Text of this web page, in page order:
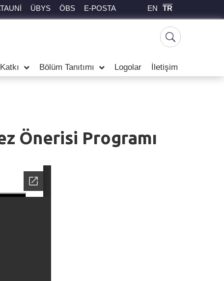
ÜBYS ÖBS E-POSTA EN TR
Bölüm Tanıtımı Logolar İletişim
Önerisi Programı